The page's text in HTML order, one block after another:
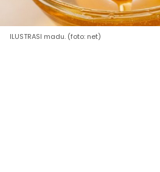
ILUSTRASI madu. (foto: net)